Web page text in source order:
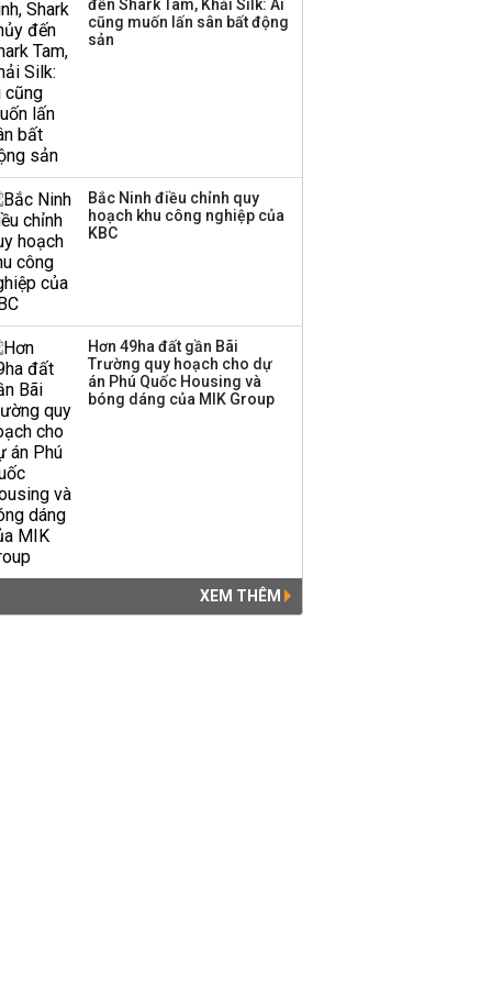
phụ nữ Hàn Quốc luôn trẻ
trungThị trường thường
đến Shark Tam, Khải Silk: Ai
cũng muốn lấn sân bất động
sản
Bắc Ninh điều chỉnh quy
hoạch khu công nghiệp của
KBC
Hơn 49ha đất gần Bãi
Trường quy hoạch cho dự
án Phú Quốc Housing và
bóng dáng của MIK Group
XEM THÊM